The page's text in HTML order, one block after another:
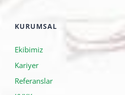
KURUMSAL
Ekibimiz
Kariyer
Referanslar